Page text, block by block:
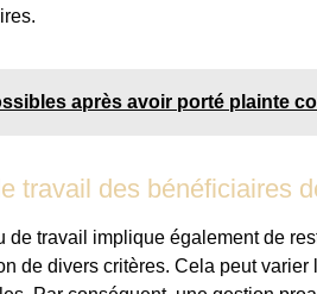
après avoir porté plainte
travail des bénéficiaires
de travail implique également de
de divers critères. Cela peut